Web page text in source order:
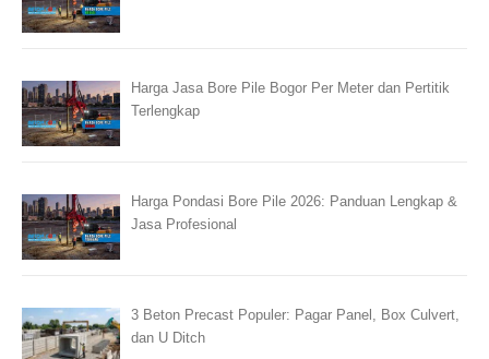
Harga Jasa Bore Pile Bogor Per Meter dan Pertitik
Terlengkap
Harga Pondasi Bore Pile 2026: Panduan Lengkap &
Jasa Profesional
3 Beton Precast Populer: Pagar Panel, Box Culvert,
dan U Ditch